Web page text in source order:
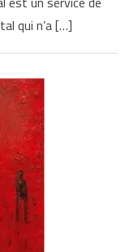
qui n’a […]